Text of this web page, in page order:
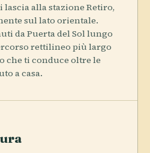
lascia alla stazione Retiro,
sul lato orientale.
da Puerta del Sol lungo
rettilineo più largo
che ti conduce oltre le
a casa.